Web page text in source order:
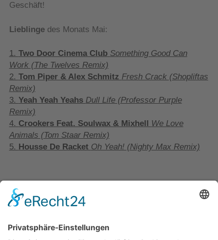
Geschäft!
Lieblingedes Monats Mai:
1. Two Door Cinema Club Something Good Can
Work (The Twelves Remix)
2. Tom Piper & Alex Schmitz Fresh Crack (Shopliftas
Remix)
3. Yeah Yeah Yeahs Dull Life (Professor Purple
Remix)
4. Crookers Feat. Soulwax & Mixhell We Love
Animals (Tom Staar Remix)
5. Housse De Racket Oh Yeah! (Nighty Max Remix)
KATEGORIEN:
Lieblinge
mai new rave professor purple